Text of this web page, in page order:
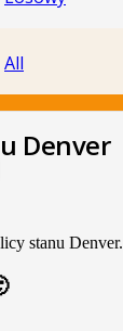
All
Denver
stanu Denver.